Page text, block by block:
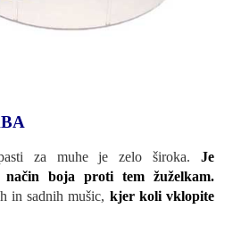
za muhe je zelo široka. Je
boja proti tem žuželkam.
in sadnih mušic, kjer koli vklopite